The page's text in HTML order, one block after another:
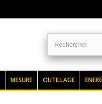
MESURE OUTILLAGE